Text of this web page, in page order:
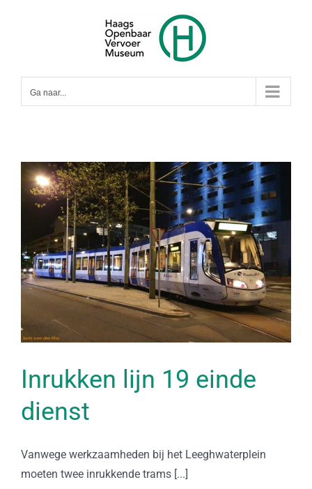
Ga naar...
Inrukken lijn 19 einde
dienst
Vanwege werkzaamheden bij het Leeghwaterplein
moeten twee inrukkende trams [...]